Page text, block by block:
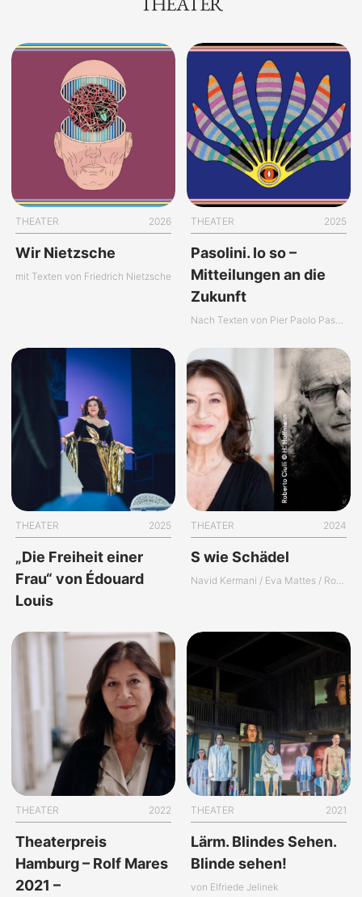
THEATER 2026
Wir Nietzsche
mit Texten von Friedrich Nietzsche
THEATER 2025
Pasolini. Io so –
Mitteilungen an die
Zukunft
Nach Texten von Pier Paolo Pasolini
THEATER 2025
„Die Freiheit einer
Frau“ von Édouard
Louis
THEATER 2024
S wie Schädel
Navid Kermani / Eva Mattes / Roberto Ciulli
THEATER 2022
Theaterpreis
Hamburg – Rolf Mares
2021 –
THEATER 2021
Lärm. Blindes Sehen.
Blinde sehen!
von Elfriede Jelinek